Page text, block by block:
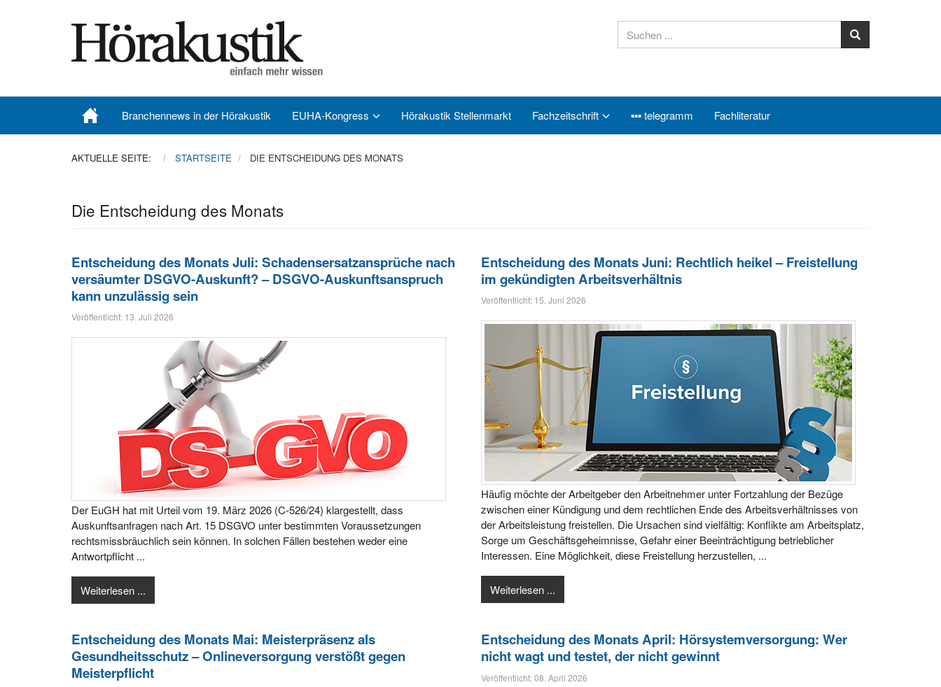
Branchennews in der Hörakustik EUHA-Kongress Hörakustik Stellenmarkt Fachzeitschrift ▪▪▪ telegramm Fachliteratur
AKTUELLE SEITE: STARTSEITE DIE ENTSCHEIDUNG DES MONATS
Die Entscheidung des Monats
Entscheidung des Monats Juli: Schadensersatzansprüche nach
versäumter DSGVO-Auskunft? – DSGVO-Auskunftsanspruch
kann unzulässig sein
Veröffentlicht: 13. Juli 2026
Der EuGH hat mit Urteil vom 19. März 2026 (C-526/24) klargestellt, dass
Auskunftsanfragen nach Art. 15 DSGVO unter bestimmten Voraussetzungen
rechtsmissbräuchlich sein können. In solchen Fällen bestehen weder eine
Antwortpflicht ...
Weiterlesen ...
Entscheidung des Monats Juni: Rechtlich heikel – Freistellung
im gekündigten Arbeitsverhältnis
Veröffentlicht: 15. Juni 2026
Häufig möchte der Arbeitgeber den Arbeitnehmer unter Fortzahlung der Bezüge
zwischen einer Kündigung und dem rechtlichen Ende des Arbeitsverhältnisses von
der Arbeitsleistung freistellen. Die Ursachen sind vielfältig: Konflikte am Arbeitsplatz,
Sorge um Geschäftsgeheimnisse, Gefahr einer Beeinträchtigung betrieblicher
Interessen. Eine Möglichkeit, diese Freistellung herzustellen, ...
Weiterlesen ...
Entscheidung des Monats Mai: Meisterpräsenz als
Gesundheitsschutz – Onlineversorgung verstößt gegen
Meisterpflicht
Entscheidung des Monats April: Hörsystemversorgung: Wer
nicht wagt und testet, der nicht gewinnt
Veröffentlicht: 08. April 2026